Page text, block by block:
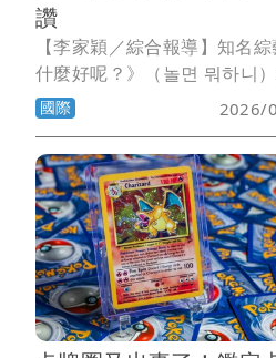
讚
【李家穎／綜合報導】知名
什麼好呢？》（놀면 뭐하니
方美食熱潮！慶尚北道龜尾
招牌特色美食「現炸拉麵（갓
면）」在節目播出後人氣暴
YouTube相關影片累積突破
看，泡麵銷量更比節目前暴
成為近期最夯的打卡美食。
國際 2026/